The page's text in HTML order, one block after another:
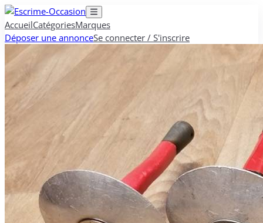
AccueilCatégoriesMarques
Déposer une annonceSe connecter / S'inscrire